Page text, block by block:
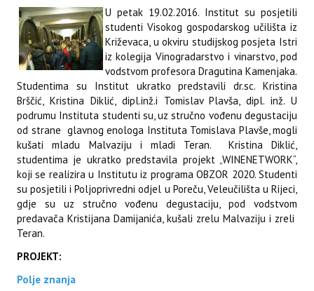
U petak 19.02.2016. Institut su posjetili
studenti Visokog gospodarskog učilišta iz
Križevaca, u okviru studijskog posjeta Istri
iz kolegija Vinogradarstvo i vinarstvo, pod
vodstvom profesora Dragutina Kamenjaka.
Studentima su Institut ukratko predstavili dr.sc. Kristina
Brščić, Kristina Diklić, dipl.inž.i Tomislav Plavša, dipl. inž. U
podrumu Instituta studenti su, uz stručno vođenu degustaciju
od strane glavnog enologa Instituta Tomislava Plavše, mogli
kušati mladu Malvaziju i mladi Teran. Kristina Diklić,
studentima je ukratko predstavila projekt „WINENETWORK“,
koji se realizira u Institutu iz programa OBZOR 2020. Studenti
su posjetili i Poljoprivredni odjel u Poreču, Veleučilišta u Rijeci,
gdje su uz stručno vođenu degustaciju, pod vodstvom
predavača Kristijana Damijanića, kušali zrelu Malvaziju i zreli
Teran.
PROJEKT:
Polje znanja